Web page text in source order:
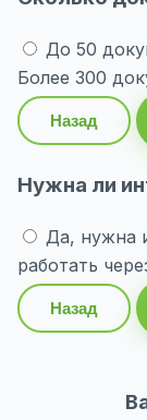
До 50
Более 300
Назад
Нужна ли
Да, нужна
работать
Назад